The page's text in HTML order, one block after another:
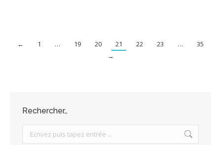
← 1 … 19 20 21 22 23 …
35
→
Rechercher…
Search: